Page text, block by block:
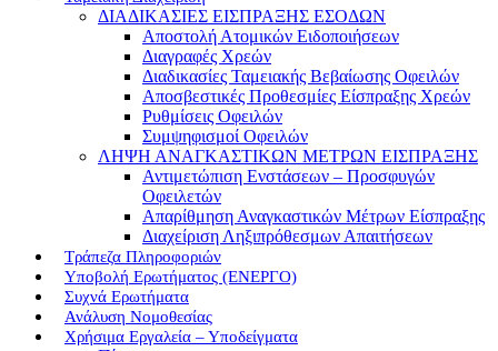
ΔΙΑΔΙΚΑΣΙΕΣ ΕΙΣΠΡΑΞΗΣ ΕΣΟΔΩΝ
Αποστολή Ατομικών Ειδοποιήσεων
Διαγραφές Χρεών
Διαδικασίες Ταμειακής Βεβαίωσης Οφειλών
Αποσβεστικές Προθεσμίες Είσπραξης Χρεών
Ρυθμίσεις Οφειλών
Συμψηφισμοί Οφειλών
ΛΗΨΗ ΑΝΑΓΚΑΣΤΙΚΩΝ ΜΕΤΡΩΝ ΕΙΣΠΡΑΞΗΣ
Αντιμετώπιση Ενστάσεων – Προσφυγών
Οφειλετών
Απαρίθμηση Αναγκαστικών Μέτρων Είσπραξης
Διαχείριση Ληξιπρόθεσμων Απαιτήσεων
Τράπεζα Πληροφοριών
Υποβολή Ερωτήματος (ΕΝΕΡΓΟ)
Συχνά Ερωτήματα
Ανάλυση Νομοθεσίας
Χρήσιμα Εργαλεία – Υποδείγματα